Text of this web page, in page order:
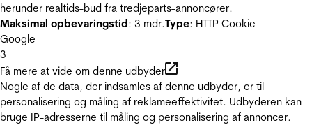
herunder realtids-bud fra tredjeparts-annoncører.
Maksimal opbevaringstid: 3 mdr.Type: HTTP Cookie
Google
3
Få mere at vide om denne udbyder
Nogle af de data, der indsamles af denne udbyder, er til
personalisering og måling af reklameeffektivitet. Udbyderen kan
bruge IP-adresserne til måling og personalisering af annoncer.